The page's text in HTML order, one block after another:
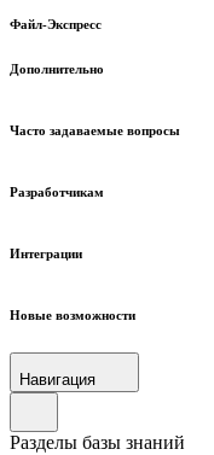
Файл-Экспресс
Дополнительно
Часто задаваемые вопросы
Разработчикам
Интеграции
Новые возможности
Навигация
Разделы базы знаний